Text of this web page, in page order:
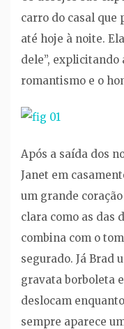
carro do casal que
até hoje à noite.
dele”, explicitando
romantismo e o
Após a saída dos
Janet em
um grande
clara como as das
combina com o
segurado. Já Brad
gravata borboleta
deslocam
sempre aparece